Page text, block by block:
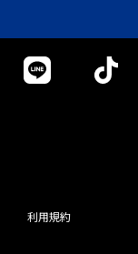
利用規約